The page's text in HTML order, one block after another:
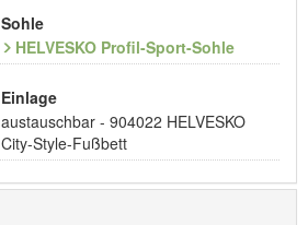
Sohle
HELVESKO Profil-Sport-Sohle
Einlage
austauschbar - 904022 HELVESKO
City-Style-Fußbett